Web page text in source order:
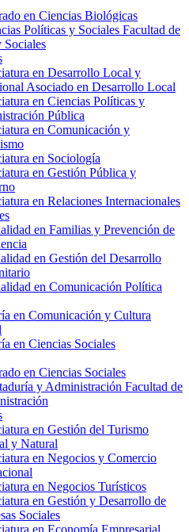
en Ciencias Biológicas
Facultad de
Sociales
en Desarrollo Local y
Asociado en Desarrollo Local
en Ciencias Políticas y
Pública
en Comunicación y
en Sociología
en Gestión Pública y
en Relaciones Internacionales
en Familias y Prevención de
en Gestión del Desarrollo
en Comunicación Política
en Comunicación y Cultura
en Ciencias Sociales
en Ciencias Sociales
Facultad de
en Gestión del Turismo
y Natural
en Negocios y Comercio
en Negocios Turísticos
en Gestión y Desarrollo de
Sociales
en Economía Empresarial